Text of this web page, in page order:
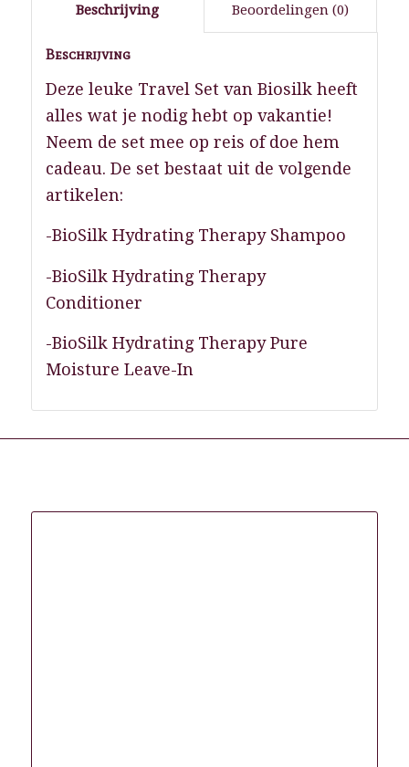
Beschrijving Beoordelingen (0)
Beschrijving
Deze leuke Travel Set van Biosilk heeft
alles wat je nodig hebt op vakantie!
Neem de set mee op reis of doe hem
cadeau. De set bestaat uit de volgende
artikelen:
-BioSilk Hydrating Therapy Shampoo
-BioSilk Hydrating Therapy
Conditioner
-BioSilk Hydrating Therapy Pure
Moisture Leave-In